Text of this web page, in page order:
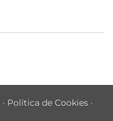
· Política de Cookies ·